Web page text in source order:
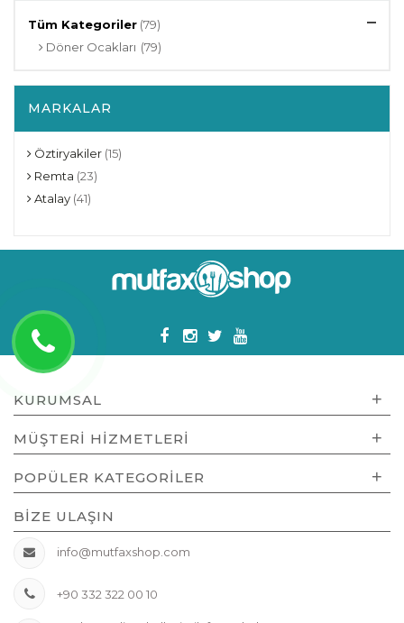
Tüm Kategoriler (79)
Döner Ocakları (79)
MARKALAR
Öztiryakiler (15)
Remta (23)
Atalay (41)
KURUMSAL +
MÜŞTERI HIZMETLERI +
POPÜLER KATEGORILER +
BIZE ULAŞIN
info@mutfaxshop.com
+90 332 322 00 10